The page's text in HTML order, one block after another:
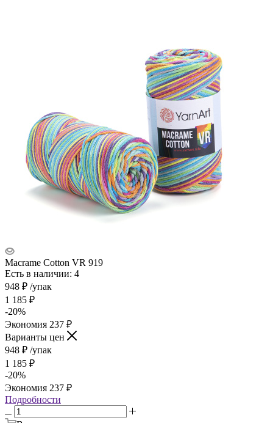
Macrame Cotton VR 919
Есть в наличии: 4
948 ₽ /упак
1 185 ₽
-20%
Экономия 237 ₽
Варианты цен
948 ₽ /упак
1 185 ₽
-20%
Экономия 237 ₽
Подробности